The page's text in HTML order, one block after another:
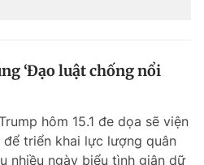
‘Đạo luật chống nổi
hôm 15.1 đe dọa sẽ viện
triển khai lực lượng quân
nhiều ngày biểu tình giận dữ